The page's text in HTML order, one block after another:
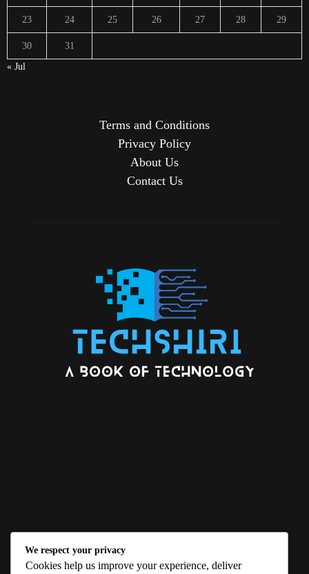
23 24 25 26 27 28 29
30
31
« Jul
Terms and Conditions
Privacy Policy
About Us
Contact Us
ABOUT US
We respect your privacy
Cookies help us improve your experience, deliver